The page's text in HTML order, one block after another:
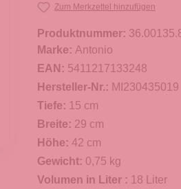
Zum Merkzettel hinzufügen
Produktnummer:
Marke: Antonio
EAN: 5411217133248
Hersteller-Nr.: MI230435019
Tiefe: 15 cm
Breite: 29 cm
Höhe: 42 cm
Gewicht: 0,75 kg
Volumen in Liter : 18 Liter